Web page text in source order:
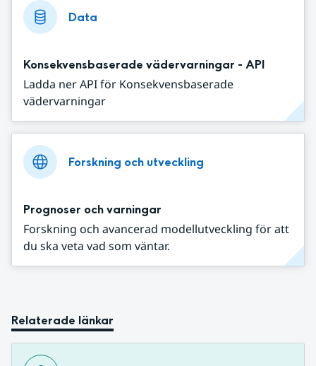
Data
Konsekvensbaserade vädervarningar - API
Ladda ner API för Konsekvensbaserade
vädervarningar
Forskning och utveckling
Prognoser och varningar
Forskning och avancerad modellutveckling för att
du ska veta vad som väntar.
Relaterade länkar